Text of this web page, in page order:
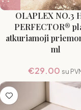
OLAPLEX NO.3
PERFECTOR®
atkuriamoji
ml
€29.00 su